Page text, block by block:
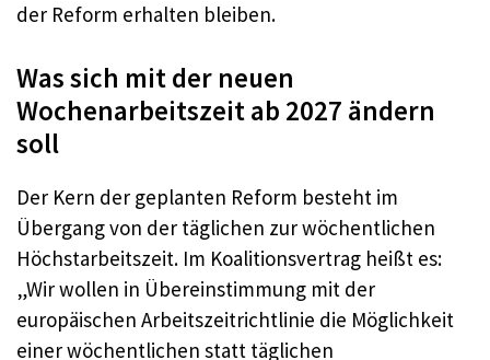
der Reform erhalten bleiben.
Was sich mit der neuen
Wochenarbeitszeit ab 2027 ändern
soll
Der Kern der geplanten Reform besteht im
Übergang von der täglichen zur wöchentlichen
Höchstarbeitszeit. Im Koalitionsvertrag heißt es:
„Wir wollen in Übereinstimmung mit der
europäischen Arbeitszeitrichtlinie die Möglichkeit
einer wöchentlichen statt täglichen